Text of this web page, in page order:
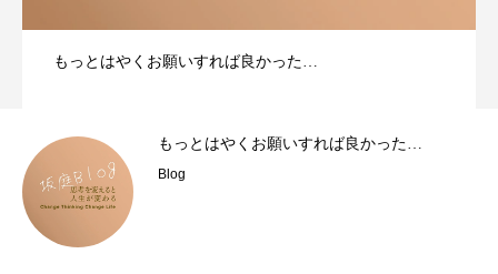
もっとはやくお願いすれば良かった…
もっとはやくお願いすれば良かった…
Blog